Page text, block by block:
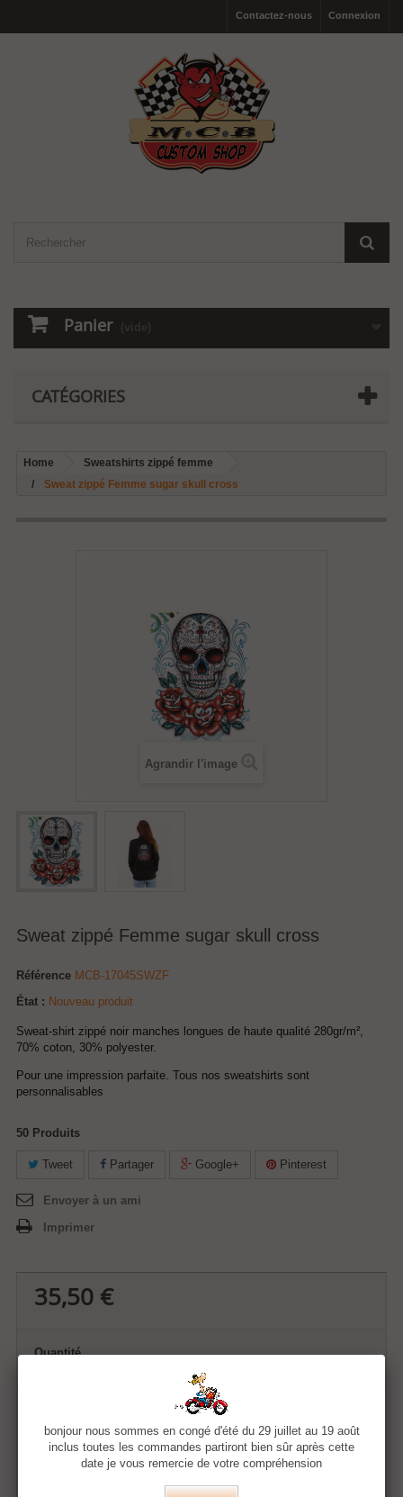
Connexion
Contactez-nous
Panier (vide)
CATÉGORIES
Home
Sweatshirts zippé femme
Sweat zippé Femme sugar skull cross
Agrandir l'image
Sweat zippé Femme sugar skull cross
Référence MCB-17045SWZF
État : Nouveau produit
Sweat-shirt zippé noir manches longues de haute qualité 280gr/m²,
70% coton, 30% polyester.
Pour une impression parfaite. Tous nos sweatshirts sont
personnalisables
50 Produits
Tweet Partager Google+ Pinterest
Envoyer à un ami
Imprimer
35,50 €
Quantité
Couleur
bonjour nous sommes en congé d'été du 29 juillet au 19 août
inclus toutes les commandes partiront bien sûr après cette
date je vous remercie de votre compréhension